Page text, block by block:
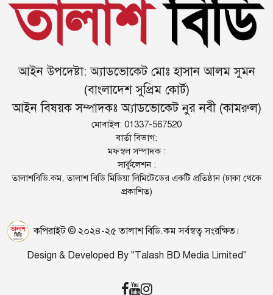
আইন উপদেষ্টা: অ্যাডভোকেট মোঃ হাসান আলম সুমন
(বাংলাদেশ সুপ্রিম কোর্ট)
আইন বিষয়ক সম্পাদকঃ অ্যাডভোকেট নুর নবী (কামরুল)
মোবাইল: 01337-567520
বার্তা বিভাগ:
মফস্বল সম্পাদক :
সার্কুলেশন :
তালাশবিডি.কম, তালাশ বিডি মিডিয়া লিমিটেডের একটি প্রতিষ্ঠান (ঢাকা থেকে
প্রকাশিত)
কপিরাইট © ২০২৪-২৫ তালাশ বিডি.কম সর্বস্বত্ব সংরক্ষিত।
Design & Developed By "Talash BD Media Limited"